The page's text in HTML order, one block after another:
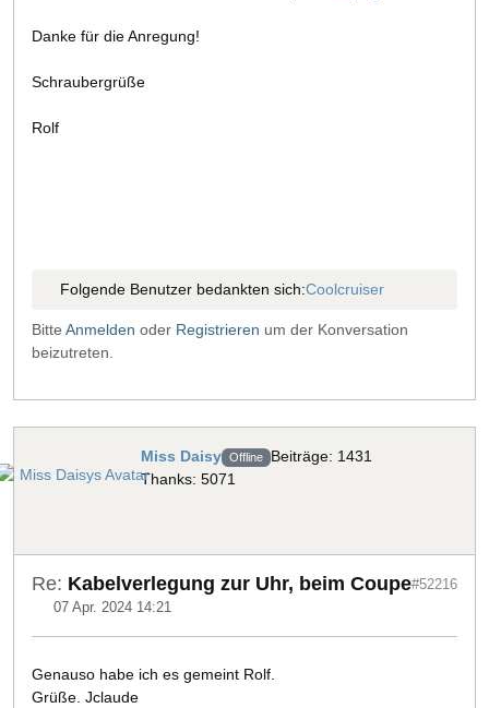
Danke für die Anregung!
Schraubergrüße
Rolf
Folgende Benutzer bedankten sich:Coolcruiser
Bitte Anmelden oder Registrieren um der Konversation
beizutreten.
Miss Daisy Offline Beiträge: 1431
Thanks: 5071
Re: Kabelverlegung zur Uhr, beim Coupe
07 Apr. 2024 14:21
#52216
Genauso habe ich es gemeint Rolf.
Grüße. Jclaude